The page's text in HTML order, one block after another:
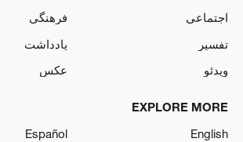
اجتماعی
فرهنگی
تفسیر
یادداشت
ویدئو
عکس
EXPLORE MORE
English
Español